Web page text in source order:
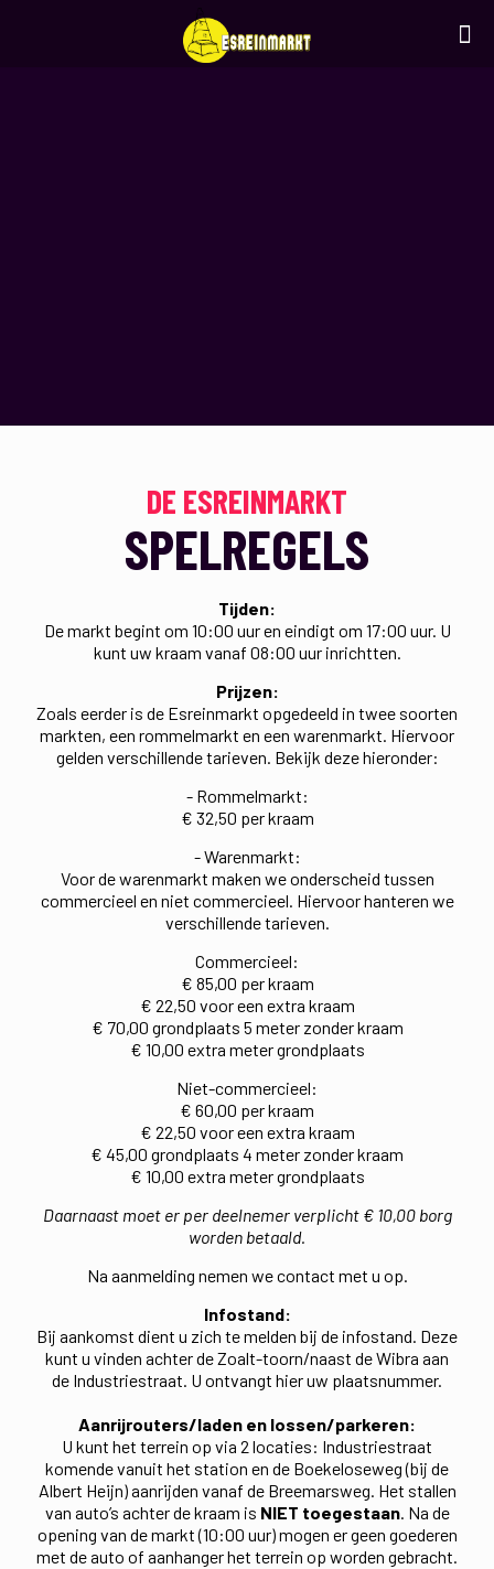
DE ESREINMARKT
SPELREGELS
Tijden:
De markt begint om 10:00 uur en eindigt om 17:00 uur. U
kunt uw kraam vanaf 08:00 uur inrichtten.
Prijzen:
Zoals eerder is de Esreinmarkt opgedeeld in twee soorten
markten, een rommelmarkt en een warenmarkt. Hiervoor
gelden verschillende tarieven. Bekijk deze hieronder:
- Rommelmarkt:
€ 32,50 per kraam
- Warenmarkt:
Voor de warenmarkt maken we onderscheid tussen
commercieel en niet commercieel. Hiervoor hanteren we
verschillende tarieven.
Commercieel:
€ 85,00 per kraam
€ 22,50 voor een extra kraam
€ 70,00 grondplaats 5 meter zonder kraam
€ 10,00 extra meter grondplaats
Niet-commercieel:
€ 60,00 per kraam
€ 22,50 voor een extra kraam
€ 45,00 grondplaats 4 meter zonder kraam
€ 10,00 extra meter grondplaats
Daarnaast moet er per deelnemer verplicht € 10,00 borg
worden betaald.
Na aanmelding nemen we contact met u op.
Infostand:
Bij aankomst dient u zich te melden bij de infostand. Deze
kunt u vinden achter de Zoalt-toorn/naast de Wibra aan
de Industriestraat. U ontvangt hier uw plaatsnummer.
Aanrijrouters/laden en lossen/parkeren:
U kunt het terrein op via 2 locaties: Industriestraat
komende vanuit het station en de Boekeloseweg (bij de
Albert Heijn) aanrijden vanaf de Breemarsweg. Het stallen
van auto’s achter de kraam is NIET toegestaan. Na de
opening van de markt (10:00 uur) mogen er geen goederen
met de auto of aanhanger het terrein op worden gebracht.